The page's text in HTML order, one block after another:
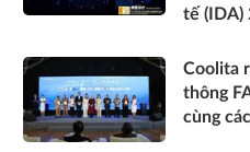
tế (IDA)
Coolita
thông
cùng